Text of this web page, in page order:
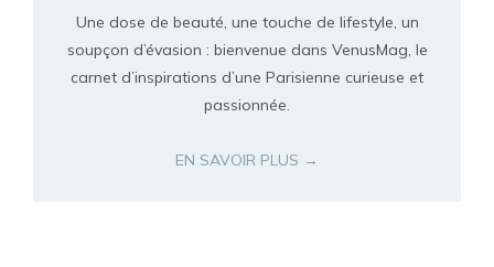
Une dose de beauté, une touche de lifestyle, un
soupçon d’évasion : bienvenue dans VenusMag, le
carnet d’inspirations d’une Parisienne curieuse et
passionnée.
EN SAVOIR PLUS →